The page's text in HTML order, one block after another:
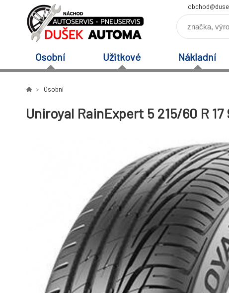
Osobní Užitkové Nákladní
Osobní
Uniroyal RainExpert 5 215/60 R 17